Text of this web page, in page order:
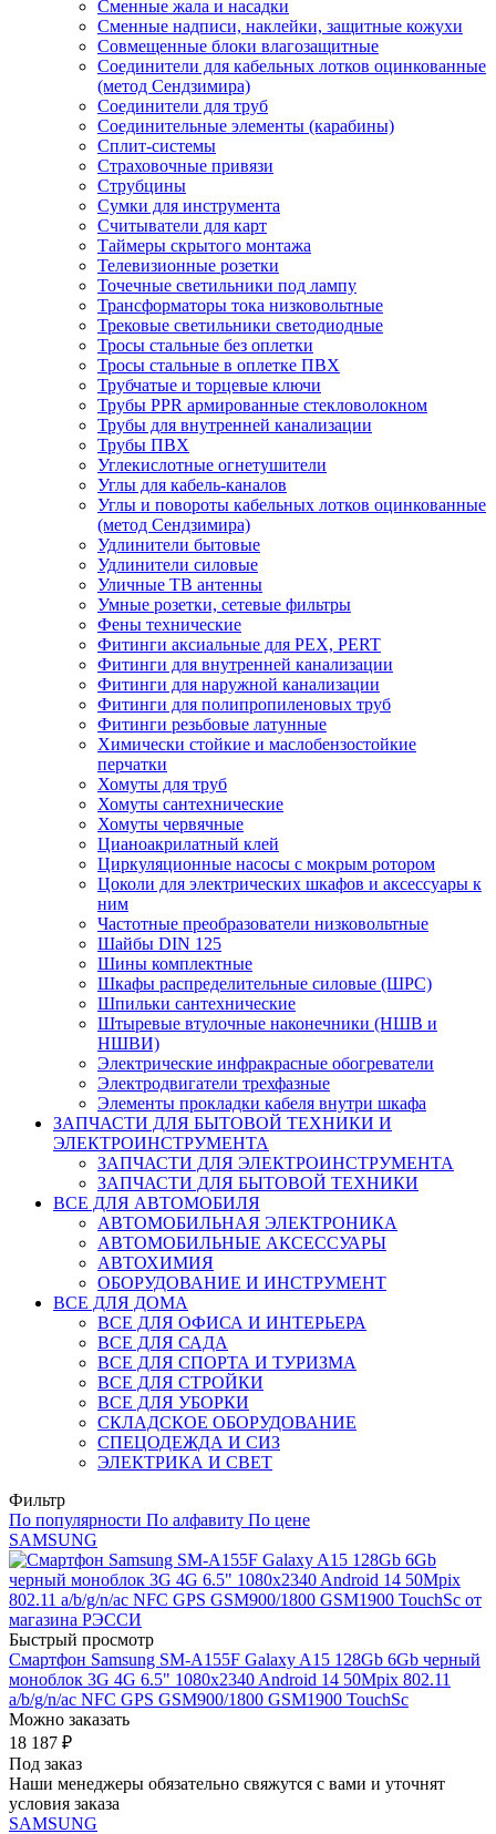
Сменные жала и насадки
Сменные надписи, наклейки, защитные кожухи
Совмещенные блоки влагозащитные
Соединители для кабельных лотков оцинкованные
(метод Сендзимира)
Соединители для труб
Соединительные элементы (карабины)
Сплит-системы
Страховочные привязи
Струбцины
Сумки для инструмента
Считыватели для карт
Таймеры скрытого монтажа
Телевизионные розетки
Точечные светильники под лампу
Трансформаторы тока низковольтные
Трековые светильники светодиодные
Тросы стальные без оплетки
Тросы стальные в оплетке ПВХ
Трубчатые и торцевые ключи
Трубы PPR армированные стекловолокном
Трубы для внутренней канализации
Трубы ПВХ
Углекислотные огнетушители
Углы для кабель-каналов
Углы и повороты кабельных лотков оцинкованные
(метод Сендзимира)
Удлинители бытовые
Удлинители силовые
Уличные ТВ антенны
Умные розетки, сетевые фильтры
Фены технические
Фитинги аксиальные для PEX, PERT
Фитинги для внутренней канализации
Фитинги для наружной канализации
Фитинги для полипропиленовых труб
Фитинги резьбовые латунные
Химически стойкие и маслобензостойкие
перчатки
Хомуты для труб
Хомуты сантехнические
Хомуты червячные
Цианоакрилатный клей
Циркуляционные насосы с мокрым ротором
Цоколи для электрических шкафов и аксессуары к
ним
Частотные преобразователи низковольтные
Шайбы DIN 125
Шины комплектные
Шкафы распределительные силовые (ШРС)
Шпильки сантехнические
Штыревые втулочные наконечники (НШВ и
НШВИ)
Электрические инфракрасные обогреватели
Электродвигатели трехфазные
Элементы прокладки кабеля внутри шкафа
ЗАПЧАСТИ ДЛЯ БЫТОВОЙ ТЕХНИКИ И
ЭЛЕКТРОИНСТРУМЕНТА
ЗАПЧАСТИ ДЛЯ ЭЛЕКТРОИНСТРУМЕНТА
ЗАПЧАСТИ ДЛЯ БЫТОВОЙ ТЕХНИКИ
ВСЕ ДЛЯ АВТОМОБИЛЯ
АВТОМОБИЛЬНАЯ ЭЛЕКТРОНИКА
АВТОМОБИЛЬНЫЕ АКСЕССУАРЫ
АВТОХИМИЯ
ОБОРУДОВАНИЕ И ИНСТРУМЕНТ
ВСЕ ДЛЯ ДОМА
ВСЕ ДЛЯ ОФИСА И ИНТЕРЬЕРА
ВСЕ ДЛЯ САДА
ВСЕ ДЛЯ СПОРТА И ТУРИЗМА
ВСЕ ДЛЯ СТРОЙКИ
ВСЕ ДЛЯ УБОРКИ
СКЛАДСКОЕ ОБОРУДОВАНИЕ
СПЕЦОДЕЖДА И СИЗ
ЭЛЕКТРИКА И СВЕТ
Фильтр
По популярности По алфавиту По цене
SAMSUNG
Быстрый просмотр
Смартфон Samsung SM-A155F Galaxy A15 128Gb 6Gb черный
моноблок 3G 4G 6.5" 1080x2340 Android 14 50Mpix 802.11
a/b/g/n/ac NFC GPS GSM900/1800 GSM1900 TouchSc
Можно заказать
18 187 ₽
Под заказ
Наши менеджеры обязательно свяжутся с вами и уточнят
условия заказа
SAMSUNG